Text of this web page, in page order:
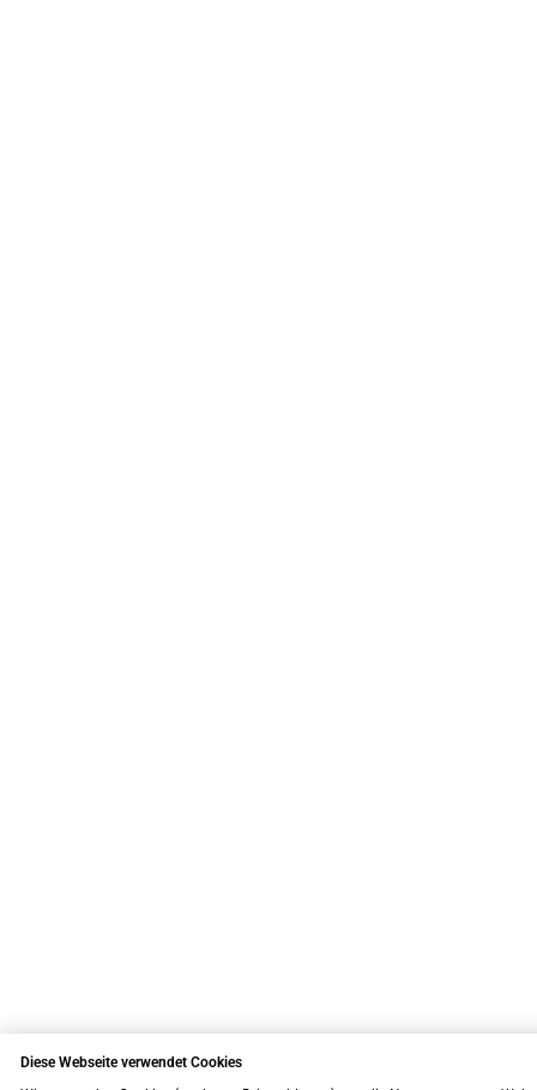
Diese Webseite verwendet Cookies